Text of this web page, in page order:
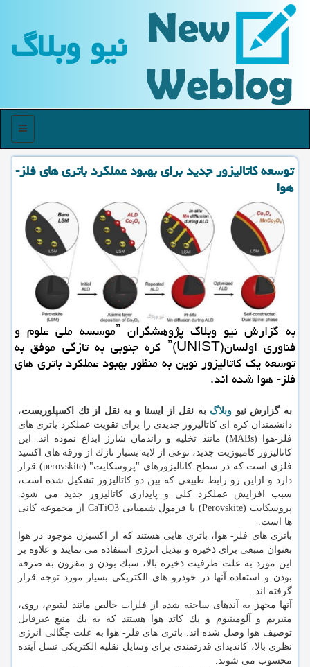
نیو وبلاگ
منو
توسعه كاتالیزور جدید برای بهبود عملكرد باتری های فلز-
هوا
به گزارش نیو وبلاگ پژوهشگران ˮموسسه ملی علوم و
فناوری اولسانˮ(UNIST) كره جنوبی به تازگی موفق به
توسعه یك كاتالیزور نوین به منظور بهبود عملكرد باتری های
فلز- هوا شده اند.
به گزارش نیو وبلاگ به نقل از ایسنا و به نقل از تك اكسپلوریست،
دانشمندان كره ای كاتالیزور جدیدی را برای تقویت عملكرد باتری های
فلز-هوا (MABs) مانند تخلیه و راندمان شارژ ابداع نموده اند. این
كاتالیزور كامپوزیت جدید، نوعی از لایه بسیار نازك از ورقه های اكسید
فلزی است كه در سطح كاتالیزورهای "پروسكایت" (perovskite) قرار
دارد و ازاین رو رابط طبیعی كه بین دو كاتالیزور تشكیل شده است،
سبب افزایش عملكرد كلی و پایداری كاتالیزور جدید می شود.
پروسكایت (Perovskite) با فرمول شیمیایی CaTiO3 از مجموعه كانی
ها است.
باتری های فلز- هوا، باتری هایی هستند كه از اكسیژن موجود در هوا
بعنوان منبعی برای ذخیره و تبدیل انرژی استفاده می نمایند و علاوه بر
این مورد به علت ظرفیت ذخیره بالا، سبك بودن و مقرون به صرفه
بودن و استفاده آنها در خودرو های الكتریكی بسیار مورد توجه قرار
گرفته اند.
آنها مجهز به آندهای ساخته شده از فلزات خالص مانند لیتیوم، روی،
منیزیم و آلومینیوم و یك كاتد هوا هستند كه به یك منبع غیرقابل
توصیف هوا وصل شده اند. باتری های فلز- هوا به علت چگالی انرژی
نظری بالا، كاندیدای قدرتمندی برای وسایل نقلیه الكتریكی نسل آینده
محسوب می شوند.